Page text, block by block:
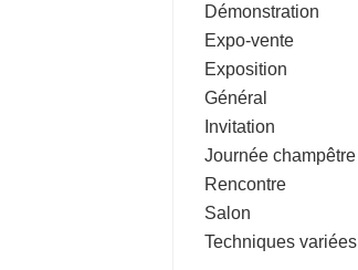
Démonstration
Expo-vente
Exposition
Général
Invitation
Journée champêtre
Rencontre
Salon
Techniques variées